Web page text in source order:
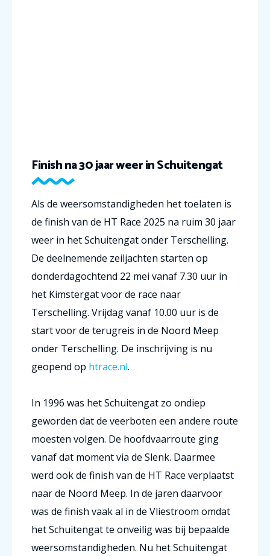
Finish na 30 jaar weer in Schuitengat
Als de weersomstandigheden het toelaten is
de finish van de HT Race 2025 na ruim 30 jaar
weer in het Schuitengat onder Terschelling.
De deelnemende zeiljachten starten op
donderdagochtend 22 mei vanaf 7.30 uur in
het Kimstergat voor de race naar
Terschelling. Vrijdag vanaf 10.00 uur is de
start voor de terugreis in de Noord Meep
onder Terschelling. De inschrijving is nu
geopend op htrace.nl.
In 1996 was het Schuitengat zo ondiep
geworden dat de veerboten een andere route
moesten volgen. De hoofdvaarroute ging
vanaf dat moment via de Slenk. Daarmee
werd ook de finish van de HT Race verplaatst
naar de Noord Meep. In de jaren daarvoor
was de finish vaak al in de Vliestroom omdat
het Schuitengat te onveilig was bij bepaalde
weersomstandigheden. Nu het Schuitengat